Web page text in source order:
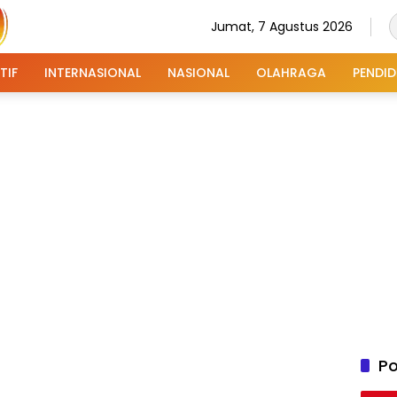
Jumat, 7 Agustus 2026
INTERNASIONAL NASIONAL OLAHRAGA